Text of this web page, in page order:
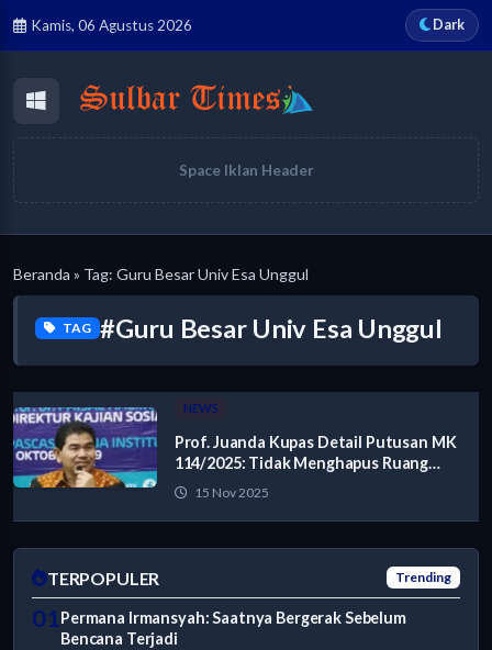
Kamis, 06 Agustus 2026 Dark
Space Iklan Header
Beranda » Tag: Guru Besar Univ Esa Unggul
TAG #Guru Besar Univ Esa Unggul
NEWS
Prof. Juanda Kupas Detail Putusan MK
114/2025: Tidak Menghapus Ruang
Penugasan Polri
15 Nov 2025
TERPOPULER Trending
01Permana Irmansyah: Saatnya Bergerak Sebelum
Bencana Terjadi